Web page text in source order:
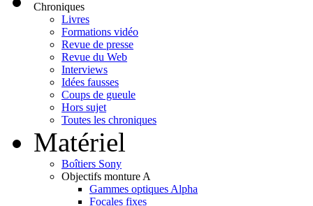
Chroniques
Livres
Formations vidéo
Revue de presse
Revue du Web
Interviews
Idées fausses
Coups de gueule
Hors sujet
Toutes les chroniques
Matériel
Boîtiers Sony
Objectifs monture A
Gammes optiques Alpha
Focales fixes